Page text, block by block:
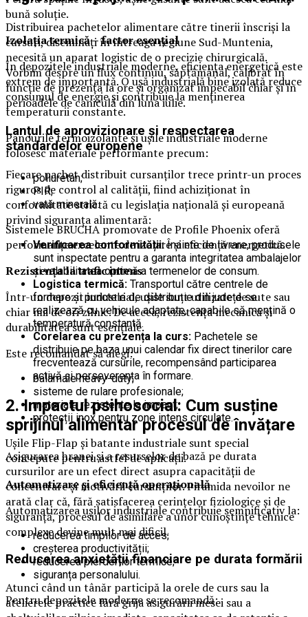
bună soluție.
Izolația termică – factor esențial
În depozitele industriale moderne, eficiența energetică este
extrem de importantă. O ușă industrială bine izolată reduce
consumul de energie și contribuie la menținerea
temperaturii constante.
Panourile termoizolante și ușile industriale moderne
folosesc materiale performante precum:
poliuretan;
PIR;
vată minerală.
Sistemele BRUCHA promovate de Profile Phoenix oferă
performanțe excelente de izolare și eficiență energetică.
Rezistența la trafic intens
Într-un depozit industrial, ușile sunt utilizate de sute sau
chiar mii de ori zilnic. De aceea, rezistența mecanică și
durabilitatea sunt esențiale.
Este recomandat să alegi:
balamale heavy-duty;
sisteme de rulare profesionale;
materiale rezistente la impact;
protecții inox pentru zone intens circulate.
Ușile Flip-Flap și batante industriale sunt special
concepute pentru astfel de aplicații.
Automatizare și eficiență operațională
Automatizarea ușilor industriale contribuie semnificativ la:
reducerea timpilor de acces;
creșterea productivității;
reducerea pierderilor termice;
siguranța personalului.
Pentru depozitele moderne se recomandă:
Distribuirea pachetelor alimentare către tinerii înscriși la
cursuri, diseminați în întreaga regiune Sud-Muntenia,
necesită un aparat logistic de o precizie chirurgicală.
Vorbim despre un flux continuu, săptămânal, calibrat în
funcție de prezența la ore și organizat impecabil chiar și în
perioadele de caniculă din luna iulie.
Lanțul de aprovizionare și respectarea
standardelor europene
Fiecare pachet distribuit cursanților trece printr-un proces
riguros de control al calității, fiind achiziționat în
conformitate strictă cu legislația națională și europeană
privind siguranța alimentară:
Verificarea conformității:Înainte de livrare, produsele
sunt inspectate pentru a garanta integritatea ambalajelor
și valabilitatea optimă a termenelor de consum.
Logistica termică: Transportul către centrele de
formare și punctele de distribuție din județe se
realizează cu vehicule adaptate, capabile să mențină o
temperatură constantă.
Corelarea cu prezența la curs: Pachetele se
distribuie pe baza unui calendar fix direct tinerilor care
frecventează cursurile, recompensând participarea
activă și perseverența în formare.
2. Impactul psihosocial: Cum susține
sprijinul alimentar procesul de învățare
Asigurarea hranei și a resurselor de bază pe durata
cursurilor are un efect direct asupra capacității de
concentrare și motivării cursanților. Piramida nevoilor ne
arată clar că, fără satisfacerea cerințelor fiziologice și de
siguranță, procesul de asimilare a unor cunoștințe tehnice
complexe devine mult mai dificil.
Reducerea anxietății financiare pe durata formării
Atunci când un tânăr participă la orele de curs sau la
atelierele practice fără grija asigurării mesei sau a